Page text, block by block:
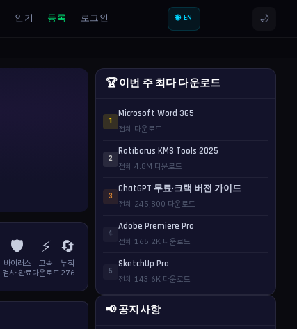
인기 등록 로그인 🌐 EN 🌙
🛡️
바이러스
검사 완료
⚡
고속
다운로드
🔄
누적
276
🏆 이번 주 최다 다운로드
1
Microsoft Word 365
전체 다운로드
2
Ratiborus KMS Tools 2025
전체 4.8M 다운로드
3
ChatGPT 무료·크랙 버전 가이드
전체 245,800 다운로드
4
Adobe Premiere Pro
전체 165.2K 다운로드
5
SketchUp Pro
전체 143.6K 다운로드
📢 공지사항